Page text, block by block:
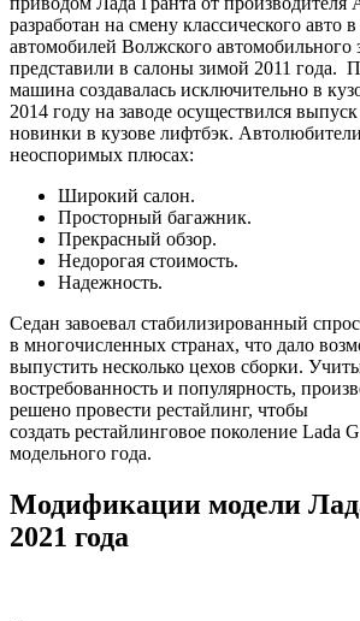
разработан на смену классического авто
автомобилей Волжского автомобильного
представили в салоны зимой 2011 года.
машина создавалась исключительно в
2014 году на заводе осуществился
новинки в кузове лифтбэк.
неоспоримых плюсах:
Широкий салон.
Просторный багажник.
Прекрасный обзор.
Недорогая стоимость.
Надежность.
Седан завоевал стабилизированный
в многочисленных странах, что дало
выпустить несколько цехов сборки.
востребованность и популярность,
решено провести рестайлинг, чтобы
создать рестайлинговое поколение Lada
модельного года.
Модификации модели
2021 года